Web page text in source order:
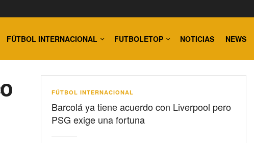
FÚTBOL INTERNACIONAL FUTBOLETOP NOTICIAS NEWS
FÚTBOL INTERNACIONAL
Barcolá ya tiene acuerdo con Liverpool pero
PSG exige una fortuna